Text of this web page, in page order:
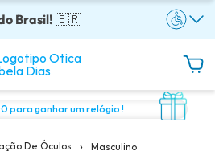
Brasil!🇧🇷
+ lentes a partir: R$199
juros!
Brasil!justo!
para ganhar um relógio !
De Óculos › Masculino